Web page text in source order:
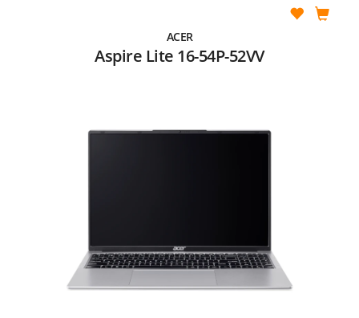
ACER
Aspire Lite 16-54P-52VV